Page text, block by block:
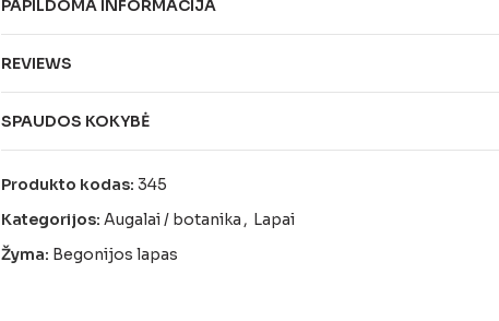
PAPILDOMA INFORMACIJA
REVIEWS
SPAUDOS KOKYBĖ
Produkto kodas: 345
Kategorijos: Augalai / botanika , Lapai
Žyma: Begonijos lapas